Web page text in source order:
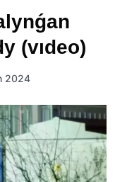
(vıdeo)
2024